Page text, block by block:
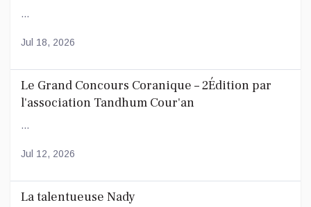
...
Jul 18, 2026
Le Grand Concours Coranique – 2Édition par
l'association Tandhum Cour'an
...
Jul 12, 2026
La talentueuse Nady